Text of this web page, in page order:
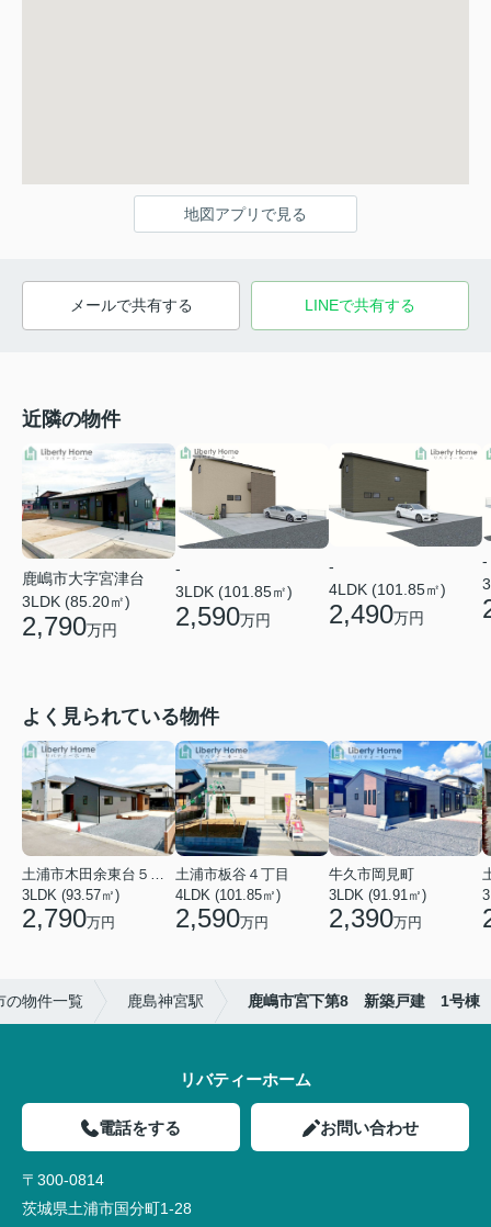
地図アプリで見る
メールで共有する LINEで共有する
近隣の物件
鹿嶋市大字宮津台
3LDK (85.20㎡)
2,790万円
-
3LDK (101.85㎡)
2,590万円
-
4LDK (101.85㎡)
2,490万円
-
よく見られている物件
土浦市木田余東台５丁目
3LDK (93.57㎡)
2,790万円
土浦市板谷４丁目
4LDK (101.85㎡)
2,590万円
牛久市岡見町
3LDK (91.91㎡)
2,390万円
の物件一覧 鹿島神宮駅 鹿嶋市宮下第8 新築戸建 1号棟
リバティーホーム
電話をする お問い合わせ
〒300-0814
茨城県土浦市国分町1-28